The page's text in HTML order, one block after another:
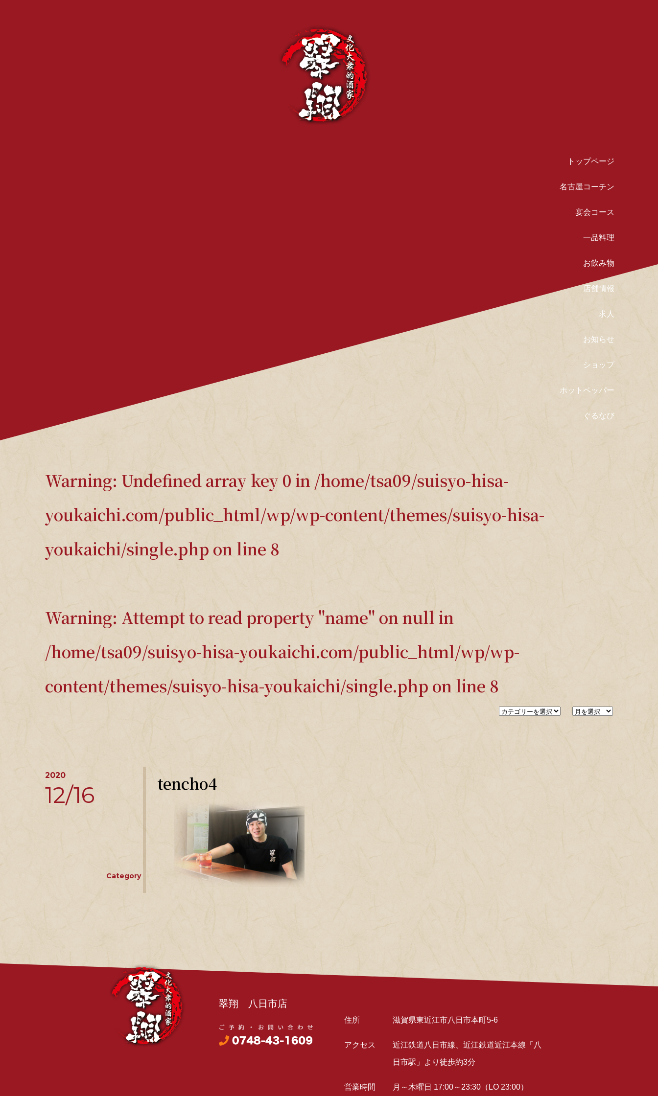
トップページ
名古屋コーチン
宴会コース
一品料理
お飲み物
店舗情報
求人
お知らせ
ショップ
ホットペッパー
ぐるなび
Warning: Undefined array key 0 in /home/tsa09/suisyo-hisa-
youkaichi.com/public_html/wp/wp-content/themes/suisyo-hisa-
youkaichi/single.php on line 8
Warning: Attempt to read property "name" on null in
/home/tsa09/suisyo-hisa-youkaichi.com/public_html/wp/wp-
content/themes/suisyo-hisa-youkaichi/single.php on line 8
カ ア
2020
12/16
Category
tencho4
翠翔 八日市店
住所 滋賀県東近江市八日市本町5-6
アクセス 近江鉄道八日市線、近江鉄道近江本線「八
日市駅」より徒歩約3分
営業時間 月～木曜日 17:00～23:30（LO 23:00）